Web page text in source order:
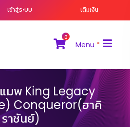
0
Menu *
มพ King Legacy
Conqueror(ฮาคิ
ราชันย์)
เข้าสู่ระบบ เติมเงิน